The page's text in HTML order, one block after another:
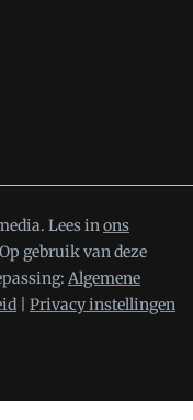
Lees inons
gebruik van deze
Algemene
Privacy instellingen